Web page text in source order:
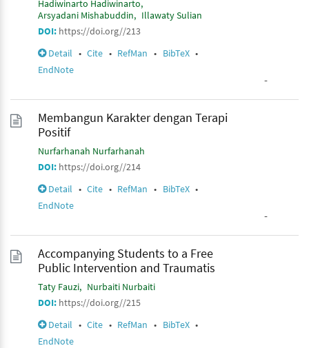
Hadiwinarto Hadiwinarto
Arsyadani Mishabuddin
Illawaty Sulian
DOI: https://doi.org//213
Detail • Cite • RefMan • BibTeX •
EndNote
-
Membangun Karakter dengan Terapi
Positif
Nurfarhanah Nurfarhanah
DOI: https://doi.org//214
Detail • Cite • RefMan • BibTeX •
EndNote
-
Accompanying Students to a Free
Public Intervention and Traumatis
Taty Fauzi
Nurbaiti Nurbaiti
DOI: https://doi.org//215
Detail • Cite • RefMan • BibTeX •
EndNote